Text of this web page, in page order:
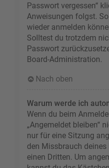
Passwort vergessen“
Anweisungen folgst.
wieder anmelden
Solltest du trotzdem
Passwort
Board-Administration.
Nach oben
Warum werde ich
Wenn du beim
„Angemeldet bleiben“
nur für eine Sitzung
den Missbrauch
einen Dritten. Um